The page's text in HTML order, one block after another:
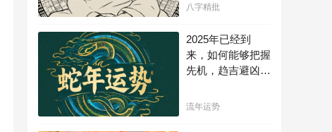
八字精批
2025年已经到
来，如何能够把握
先机，趋吉避凶，
处查看！
流年运势